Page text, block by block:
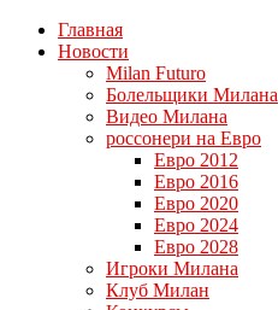
Главная
Новости
Milan Futuro
Болельщики Милана
Видео Милана
россонери на Евро
Евро 2012
Евро 2016
Евро 2020
Евро 2024
Евро 2028
Игроки Милана
Клуб Милан